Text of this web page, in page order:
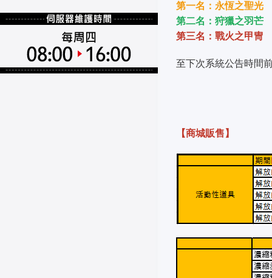
第一名：永恆之聖光
第二名：狩獵之羽芒
第三名：戰火之甲冑
至下次系統公告時間
【商城販售】